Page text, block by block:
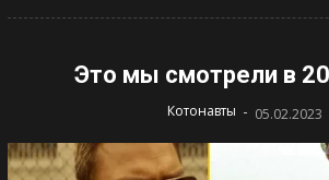
Это мы смотрели в
Котонавты - 05.02.2023